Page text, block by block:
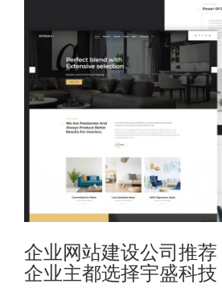
企业网站建设公司推
企业主都选择宇盛科技